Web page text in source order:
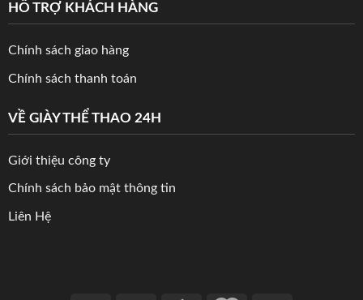
HỖ TRỢ KHÁCH HÀNG
Chính sách giao hàng
Chính sách thanh toán
VỀ GIÀY THỂ THAO 24H
Giới thiệu công ty
Chính sách bảo mật thông tin
Liên Hệ